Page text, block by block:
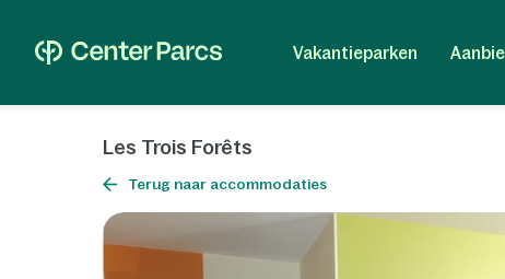
Vakantieparken
Les Trois Forêts
Terug naar accommodaties